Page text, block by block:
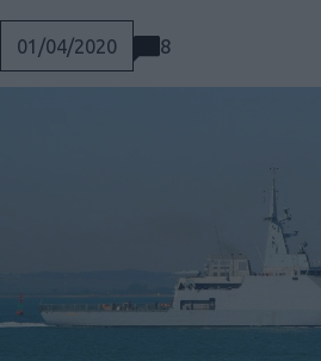
01/04/2020 8